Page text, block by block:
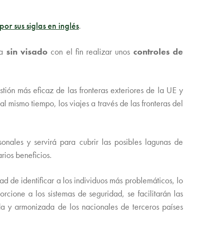
sus siglas en inglés.
sin visado con el fin realizar unos controles de
más eficaz de las fronteras exteriores de la UE y
tiempo, los viajes a través de las fronteras del
y servirá para cubrir las posibles lagunas de
beneficios.
de identificar a los individuos más problemáticos, lo
a los sistemas de seguridad, se facilitarán las
y armonizada de los nacionales de terceros países